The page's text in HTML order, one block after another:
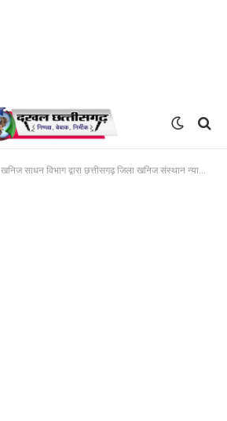
खनिज साधन विभाग द्वारा छत्तीसगढ़ जिला खनिज संस्थान न्यास नियम के क्रियान्वयन के संबंध में निर्देश जारी